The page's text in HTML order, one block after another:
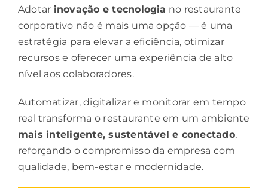
Adotar inovação e tecnologia no restaurante
corporativo não é mais uma opção — é uma
estratégia para elevar a eficiência, otimizar
recursos e oferecer uma experiência de alto
nível aos colaboradores.
Automatizar, digitalizar e monitorar em tempo
real transforma o restaurante em um ambiente
mais inteligente, sustentável e conectado,
reforçando o compromisso da empresa com
qualidade, bem-estar e modernidade.